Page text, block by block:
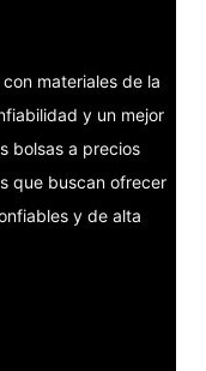
materiales de la
y un mejor
bolsas a precios
que buscan ofrecer
y de alta